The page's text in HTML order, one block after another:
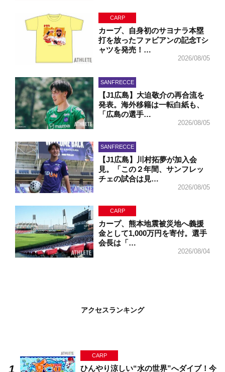
CARP
カープ、自身初のサヨナラ本塁
打を放ったファビアンの記念Tシ
ャツを発売！…
2026/08/05
SANFRECCE
【J1広島】大迫敬介の再合流を
発表。海外移籍は一転白紙も、
「広島の選手…
2026/08/05
SANFRECCE
【J1広島】川村拓夢が加入会
見。「この２年間、サンフレッ
チェの試合は見…
2026/08/05
CARP
カープ、熊本地震被災地へ義援
金として1,000万円を寄付。選手
会長は「…
2026/08/04
アクセスランキング
CARP
ひんやり涼しい“水の世界”へダイブ！今